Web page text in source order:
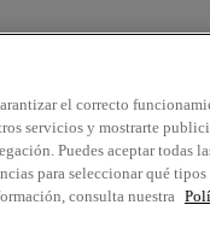
el correcto
servicios y mostrarte
Puedes aceptar todas
para seleccionar qué tipos
consulta nuestra